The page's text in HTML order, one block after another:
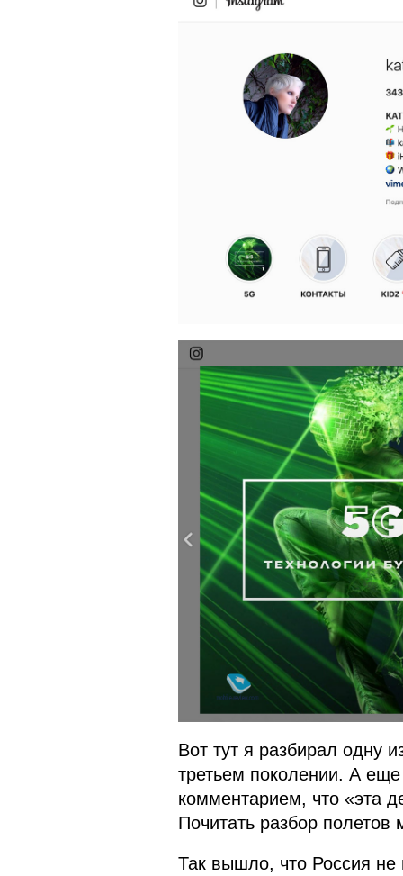
Вот тут я разбирал одну
третьем поколении. А
комментарием, что «эта
Почитать разбор
Так вышло, что Россия не